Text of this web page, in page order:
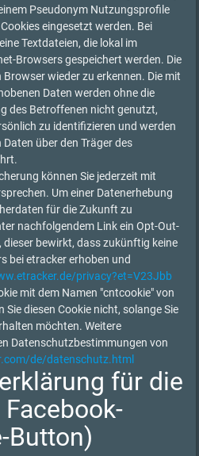
Pseudonym Nutzungsprofile
eingesetzt werden. Bei
Textdateien, die lokal im
Browsers gespeichert werden. Die
wieder zu erkennen. Die mit
Daten werden ohne die
des Betroffenen nicht genutzt,
zu identifizieren und werden
über den Träger des
können Sie jederzeit mit
Um einer Datenerhebung
für die Zukunft zu
nachfolgendem Link ein Opt-Out-
dieser bewirkt, dass zukünftig keine
bei etracker erhoben und
privacy?et=V23Jbb
mit dem Namen "cntcookie" von
diesen Cookie nicht, solange Sie
möchten. Weitere
Datenschutzbestimmungen von
de/datenschutz.html
für die
Button)